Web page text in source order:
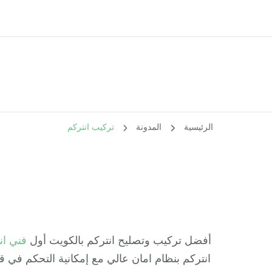
الرئيسية المدونة تركيب انتركم
أفضل تركيب وتصليح انتركم بالكويت أول فني
انتركم بنظام امان عالي مع إمكانية التحكم